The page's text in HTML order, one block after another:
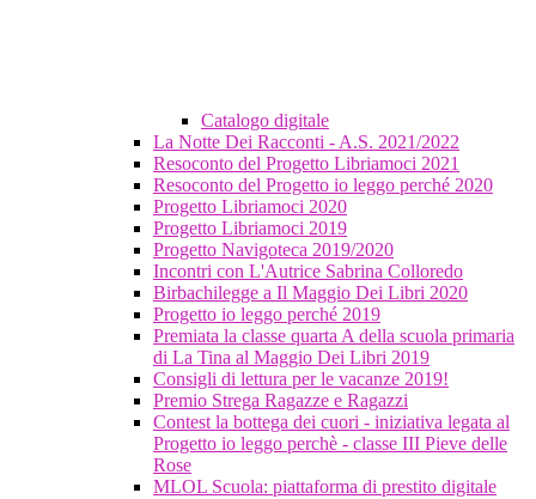
Catalogo digitale
La Notte Dei Racconti - A.S. 2021/2022
Resoconto del Progetto Libriamoci 2021
Resoconto del Progetto io leggo perché 2020
Progetto Libriamoci 2020
Progetto Libriamoci 2019
Progetto Navigoteca 2019/2020
Incontri con L'Autrice Sabrina Colloredo
Birbachilegge a Il Maggio Dei Libri 2020
Progetto io leggo perché 2019
Premiata la classe quarta A della scuola primaria
di La Tina al Maggio Dei Libri 2019
Consigli di lettura per le vacanze 2019!
Premio Strega Ragazze e Ragazzi
Contest la bottega dei cuori - iniziativa legata al
Progetto io leggo perchè - classe III Pieve delle
Rose
MLOL Scuola: piattaforma di prestito digitale